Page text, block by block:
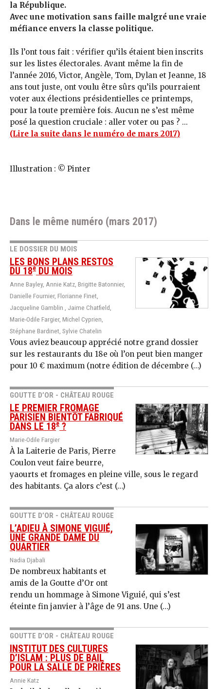
la République.
Avec une motivation sans faille malgré une vraie
méfiance envers la classe politique.
Ils l’ont tous fait : vérifier qu’ils étaient bien inscrits
sur les listes électorales. Avant même la fin de
l’année 2016, Victor, Angèle, Tom, Dylan et Jeanne, 18
ans tout juste, ont voulu être sûrs qu’ils pourraient
voter aux élections présidentielles ce printemps,
pour la toute première fois. Aucun ne s’est même
posé la question cruciale : aller voter ou pas ? ...
(Lire la suite dans le numéro de mars 2017)
Illustration : © Pinter
Dans le même numéro (mars 2017)
LE DOSSIER DU MOIS
LES BONS PLANS RESTOS
DU 18e DU MOIS
Anne Bayley, Annie Katz, Brigitte Batonnier,
Danielle Fournier, Florianne Finet,
Jacqueline Gamblin , Jaime Chatfield,
Marie-Odile Fargier, Michel Cyprien,
Stéphane Bardinet, Sylvie Chatelin
Vous aviez beaucoup apprécié notre grand dossier
sur les restaurants du 18e où l’on peut bien manger
pour 10 € maximum (notre édition de décembre (…)
GOUTTE D’OR - CHÂTEAU ROUGE
LE PREMIER FROMAGE
PARISIEN BIENTÔT FABRIQUÉ
DANS LE 18e ?
Marie-Odile Fargier
À la Laiterie de Paris, Pierre
Coulon veut faire beurre,
yaourts et fromages en pleine ville, sous le regard
des habitants. Ça alors c’est (…)
GOUTTE D’OR - CHÂTEAU ROUGE
L’ADIEU À SIMONE VIGUIÉ,
UNE GRANDE DAME DU
QUARTIER
Nadia Djabali
De nombreux habitants et
amis de la Goutte d’Or ont
rendu un hommage à Simone Viguié, qui s’est
éteinte fin janvier à l’âge de 91 ans. Une (…)
GOUTTE D’OR - CHÂTEAU ROUGE
INSTITUT DES CULTURES
D’ISLAM : PLUS DE BAIL
POUR LA SALLE DE PRIÈRES
Annie Katz